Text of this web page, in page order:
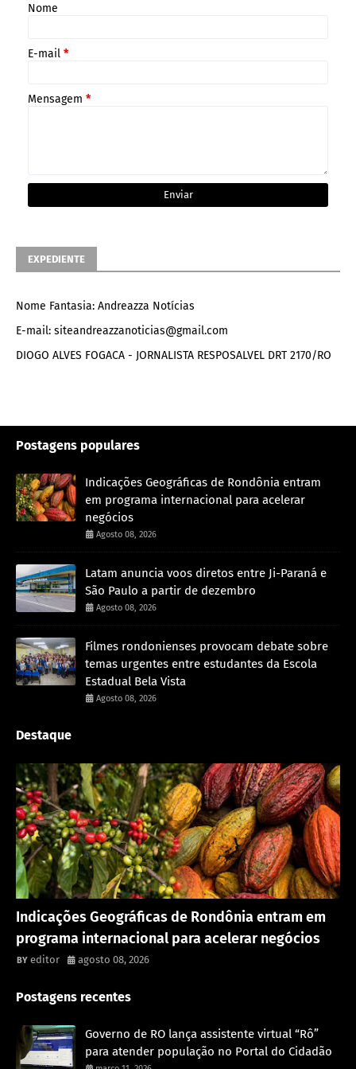
Nome
E-mail *
Mensagem *
EXPEDIENTE
Nome Fantasia: Andreazza Notícias
E-mail: siteandreazzanoticias@gmail.com
DIOGO ALVES FOGACA - JORNALISTA RESPOSALVEL DRT 2170/RO
Postagens populares
Indicações Geográficas de Rondônia entram
em programa internacional para acelerar
negócios
Agosto 08, 2026
Latam anuncia voos diretos entre Ji-Paraná e
São Paulo a partir de dezembro
Agosto 08, 2026
Filmes rondonienses provocam debate sobre
temas urgentes entre estudantes da Escola
Estadual Bela Vista
Agosto 08, 2026
Destaque
Indicações Geográficas de Rondônia entram em
programa internacional para acelerar negócios
editor agosto 08, 2026
Postagens recentes
Governo de RO lança assistente virtual “Rô”
para atender população no Portal do Cidadão